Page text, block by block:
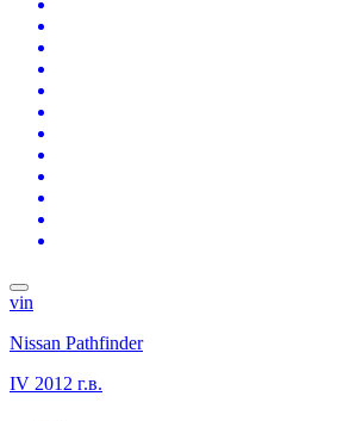
vin
Nissan Pathfinder
IV 2012 г.в.